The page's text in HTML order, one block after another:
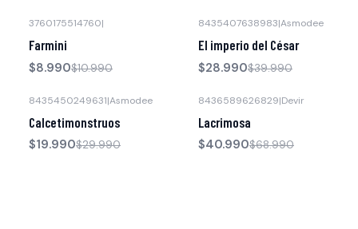
3760175514760|
Farmini
$8.990$10.990
8435407638983|Asmodee
El imperio del César
$28.990$39.990
8435450249631|Asmodee
Calcetimonstruos
$19.990$29.990
8436589626829|Devir
Lacrimosa
$40.990$68.990